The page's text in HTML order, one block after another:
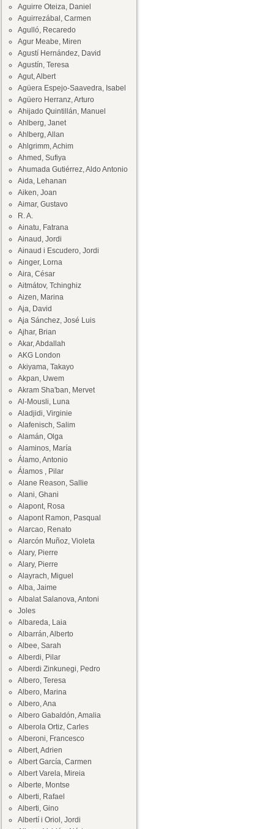
Aguirre Oteiza, Daniel
Aguirrezábal, Carmen
Agulló, Recaredo
Agur Meabe, Miren
Agustí Hernández, David
Agustín, Teresa
Agut, Albert
Agüera Espejo-Saavedra, Isabel
Agüero Herranz, Arturo
Ahijado Quintillán, Manuel
Ahlberg, Janet
Ahlberg, Allan
Ahlgrimm, Achim
Ahmed, Sufiya
Ahumada Gutiérrez, Aldo Antonio
Aida, Lehanan
Aiken, Joan
Aimar, Gustavo
R. A.
Ainatu, Fatrana
Ainaud, Jordi
Ainaud i Escudero, Jordi
Ainger, Lorna
Aira, César
Aitmátov, Tchinghiz
Aizen, Marina
Aja, David
Aja Sánchez, José Luis
Ajhar, Brian
Akar, Abdallah
AKG London
Akiyama, Takayo
Akpan, Uwem
Akram Sha'ban, Mervet
Al-Mousli, Luna
Aladjidi, Virginie
Alafenisch, Salim
Alamán, Olga
Alaminos, María
Álamo, Antonio
Álamos , Pilar
Alane Reason, Sallie
Alani, Ghani
Alapont, Rosa
Alapont Ramon, Pasqual
Alarcao, Renato
Alarcón Muñoz, Violeta
Alary, Pierre
Alary, Pierre
Alayrach, Miguel
Alba, Jaime
Albalat Salanova, Antoni
Joles
Albareda, Laia
Albarrán, Alberto
Albee, Sarah
Alberdi, Pilar
Alberdi Zinkunegi, Pedro
Albero, Teresa
Albero, Marina
Albero, Ana
Albero Gabaldón, Amalia
Alberola Ortiz, Carles
Alberoni, Francesco
Albert, Adrien
Albert García, Carmen
Albert Varela, Mireia
Alberte, Montse
Alberti, Rafael
Alberti, Gino
Albertí i Oriol, Jordi